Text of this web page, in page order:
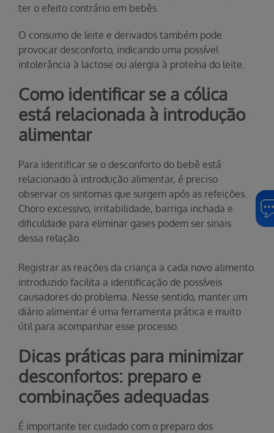
ter o efeito contrário em bebês.
O consumo de leite e derivados também pode
provocar desconforto, indicando uma possível
intolerância à lactose ou alergia à proteína do leite.
Como identificar se a cólica
está relacionada à introdução
alimentar
Para identificar se o desconforto do bebê está
relacionado à introdução alimentar, é preciso
observar os sintomas que surgem após as refeições.
Choro excessivo, irritabilidade, barriga inchada e
dificuldade para eliminar gases podem ser sinais
dessa relação.
Registrar as reações da criança a cada novo alimento
introduzido facilita a identificação de possíveis
causadores do problema. Nesse sentido, manter um
diário alimentar é uma ferramenta prática e muito
útil para acompanhar esse processo.
Dicas práticas para minimizar
desconfortos: preparo e
combinações adequadas
É importante ter cuidado com o preparo dos